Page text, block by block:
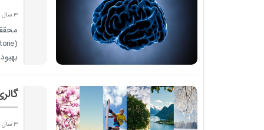
3 سال پیش
گالری
3 سال پیش